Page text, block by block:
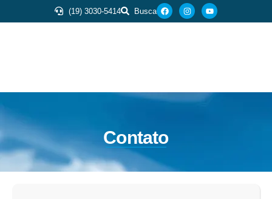
(19) 3030-5414 Busca
Contato